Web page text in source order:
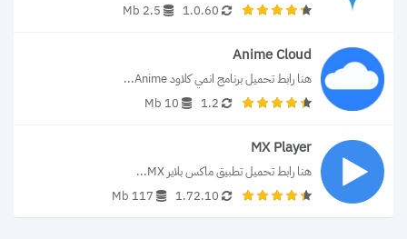
1.0.60
2.5 Mb
Anime Cloud
هنا رابط تحميل برنامج انمي كلاود Anime...
1.2
10 Mb
MX Player
هنا رابط تحميل تطبيق ماكس بلاير MX...
1.72.10
117 Mb